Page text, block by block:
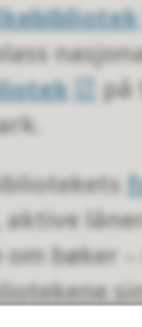
på
bøker